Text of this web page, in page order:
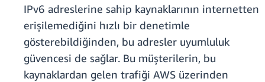
IPv6 adreslerine sahip kaynaklarının internetten
erişilemediğini hızlı bir denetimle
gösterebildiğinden, bu adresler uyumluluk
güvencesi de sağlar. Bu müşterilerin, bu
kaynaklardan gelen trafiği AWS üzerinden